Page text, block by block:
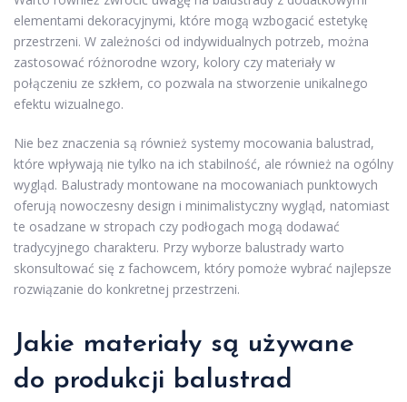
elementami dekoracyjnymi, które mogą wzbogacić estetykę
przestrzeni. W zależności od indywidualnych potrzeb, można
zastosować różnorodne wzory, kolory czy materiały w
połączeniu ze szkłem, co pozwala na stworzenie unikalnego
efektu wizualnego.
Nie bez znaczenia są również systemy mocowania balustrad,
które wpływają nie tylko na ich stabilność, ale również na ogólny
wygląd. Balustrady montowane na mocowaniach punktowych
oferują nowoczesny design i minimalistyczny wygląd, natomiast
te osadzane w stropach czy podłogach mogą dodawać
tradycyjnego charakteru. Przy wyborze balustrady warto
skonsultować się z fachowcem, który pomoże wybrać najlepsze
rozwiązanie do konkretnej przestrzeni.
Jakie materiały są używane
do produkcji balustrad